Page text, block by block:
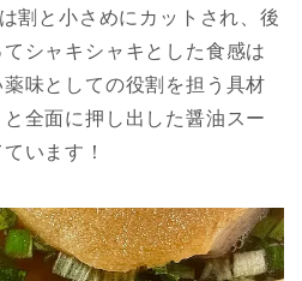
割と小さめにカットされ、後
シャキシャキとした食感は
味としての役割を担う具材
全面に押し出した醤油スー
います！